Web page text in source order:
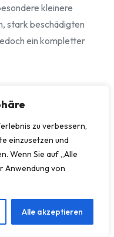
zu verbessern,
einzusetzen und
Wenn Sie auf „Alle
Anwendung von
Alle akzeptieren
kleinere
stark beschädigten
ein kompletter
Einer
je nach Art und
kann in 1-2
Rohrbruch